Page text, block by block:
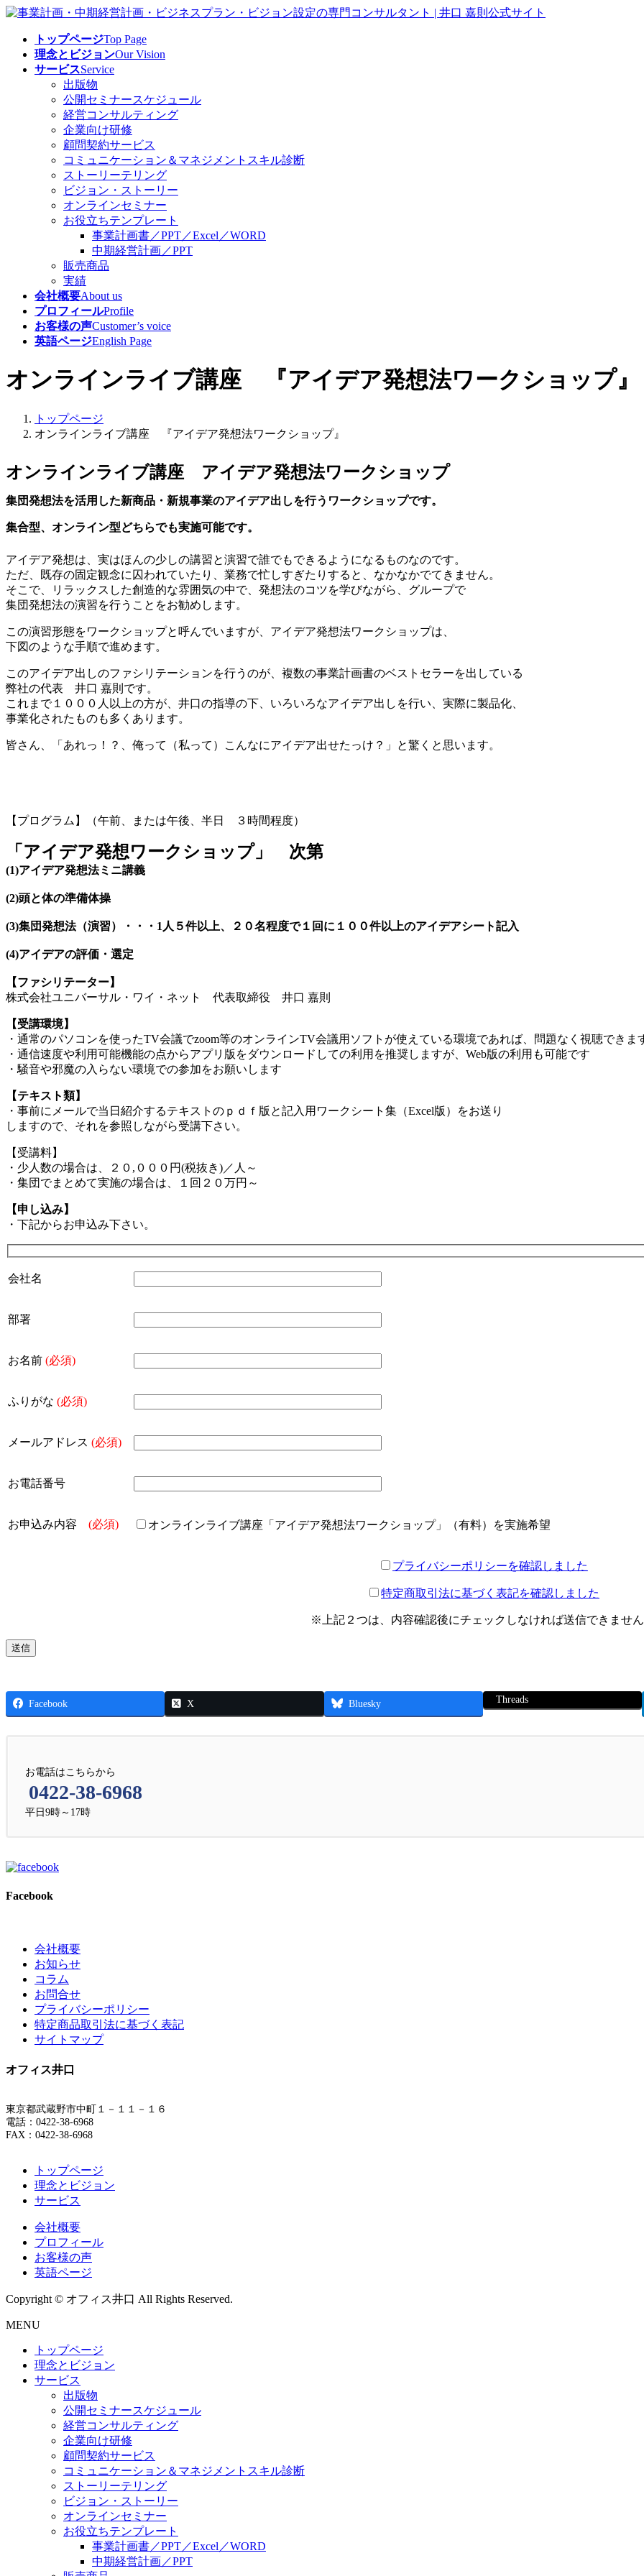
コ
ナ
トップページTop Page
理念とビジョンOur Vision
サービスService
出版物
公開セミナースケジュール
経営コンサルティング
企業向け研修
顧問契約サービス
コミュニケーション＆マネジメントスキル診断
ストーリーテリング
ビジョン・ストーリー
オンラインセミナー
お役立ちテンプレート
事業計画書／PPT／Excel／WORD
中期経営計画／PPT
販売商品
実績
会社概要About us
プロフィールProfile
お客様の声Customer’s voice
英語ページEnglish Page
オンラインライブ講座 『アイデア発想法ワークショップ』
トップページ
オンラインライブ講座 『アイデア発想法ワークショップ』
オンラインライブ講座 アイデア発想法ワークショップ
集団発想法を活用した新商品・新規事業のアイデア出しを行うワークショップです。
集合型、オンライン型どちらでも実施可能です。
アイデア発想は、実はほんの少しの講習と演習で誰でもできるようになるものなのです。
ただ、既存の固定観念に囚われていたり、業務で忙しすぎたりすると、なかなかでてきません。
そこで、リラックスした創造的な雰囲気の中で、発想法のコツを学びながら、グループで
集団発想法の演習を行うことをお勧めします。
この演習形態をワークショップと呼んでいますが、アイデア発想法ワークショップは、
下図のような手順で進めます。
このアイデア出しのファシリテーションを行うのが、複数の事業計画書のベストセラーを出している
弊社の代表 井口 嘉則です。
これまで１０００人以上の方が、井口の指導の下、いろいろなアイデア出しを行い、実際に製品化、
事業化されたものも多くあります。
皆さん、「あれっ！？、俺って（私って）こんなにアイデア出せたっけ？」と驚くと思います。
【プログラム】 （午前、または午後、半日 ３時間程度）
「アイデア発想ワークショップ」 次第
(1)アイデア発想法ミニ講義
(2)頭と体の準備体操
(3)集団発想法（演習）・・・1人５件以上、２０名程度で１回に１００件以上のアイデアシート記入
(4)アイデアの評価・選定
【ファシリテーター】
株式会社ユニバーサル・ワイ・ネット 代表取締役 井口 嘉則
【受講環境】
・通常のパソコンを使ったTV会議でzoom等のオンラインTV会議用ソフトが使えている環境であれば、問題なく視聴できま
・通信速度や利用可能機能の点からアプリ版をダウンロードしての利用を推奨しますが、Web版の利用も可能です
・騒音や邪魔の入らない環境での参加をお願いします
【テキスト類】
・事前にメールで当日紹介するテキストのｐｄｆ版と記入用ワークシート集（Excel版）をお送り
しますので、 それを参照しながら受講下さい。
【受講料】
・少人数の場合は、２０,０００円(税抜き)／人～
・集団でまとめて実施の場合は、１回２０万円～
【申し込み】
・下記からお申込み下さい。
会社名
部署
お名前 (必須)
ふりがな (必須)
メールアドレス (必須)
お電話番号
お申込み内容 (必須) オンラインライブ講座「アイデア発想法ワークショップ」（有料）を実施希望
プライバシーポリシーを確認しました
特定商取引法に基づく表記を確認しました
※上記２つは、内容確認後にチェックしなければ送信できませ
Facebook X Bluesky Threads
お電話はこちらから
0422-38-6968
平日9時～17時
Facebook
会社概要
お知らせ
コラム
お問合せ
プライバシーポリシー
特定商品取引法に基づく表記
サイトマップ
オフィス井口
東京都武蔵野市中町１－１１－１６
電話：0422-38-6968
FAX：0422-38-6968
トップページ
理念とビジョン
サービス
会社概要
プロフィール
お客様の声
英語ページ
Copyright © オフィス井口 All Rights Reserved.
MENU
トップページ
理念とビジョン
サービス
出版物
公開セミナースケジュール
経営コンサルティング
企業向け研修
顧問契約サービス
コミュニケーション＆マネジメントスキル診断
ストーリーテリング
ビジョン・ストーリー
オンラインセミナー
お役立ちテンプレート
事業計画書／PPT／Excel／WORD
中期経営計画／PPT